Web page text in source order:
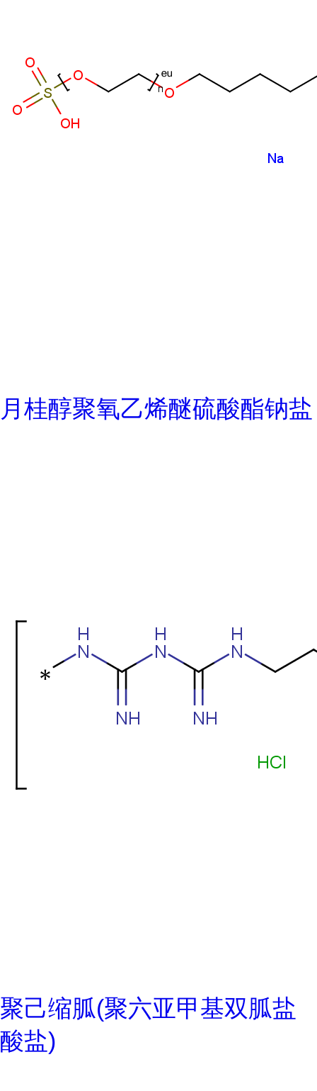
月桂醇聚氧乙烯醚硫酸酯钠盐
聚己缩胍(聚六亚甲基双胍盐
酸盐)